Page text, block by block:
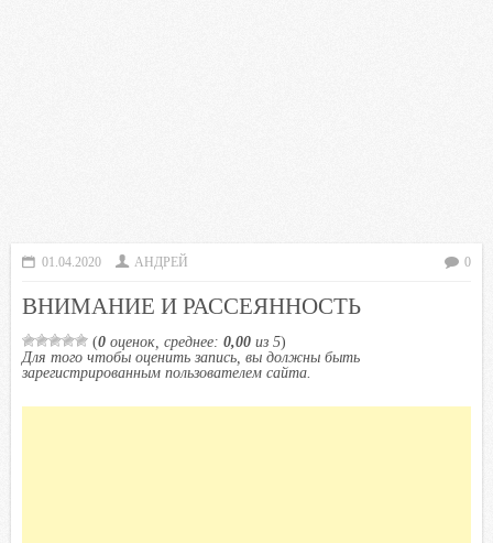
01.04.2020 АНДРЕЙ 0
ВНИМАНИЕ И РАССЕЯННОСТЬ
(0 оценок, среднее: 0,00 из 5)
Для того чтобы оценить запись, вы должны быть
зарегистрированным пользователем сайта.